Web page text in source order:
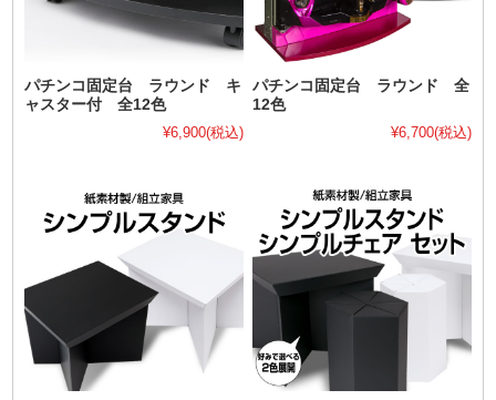
パチンコ固定台 ラウンド キ
ャスター付 全12色
¥6,900(税込)
パチンコ固定台 ラウンド 全
12色
¥6,700(税込)